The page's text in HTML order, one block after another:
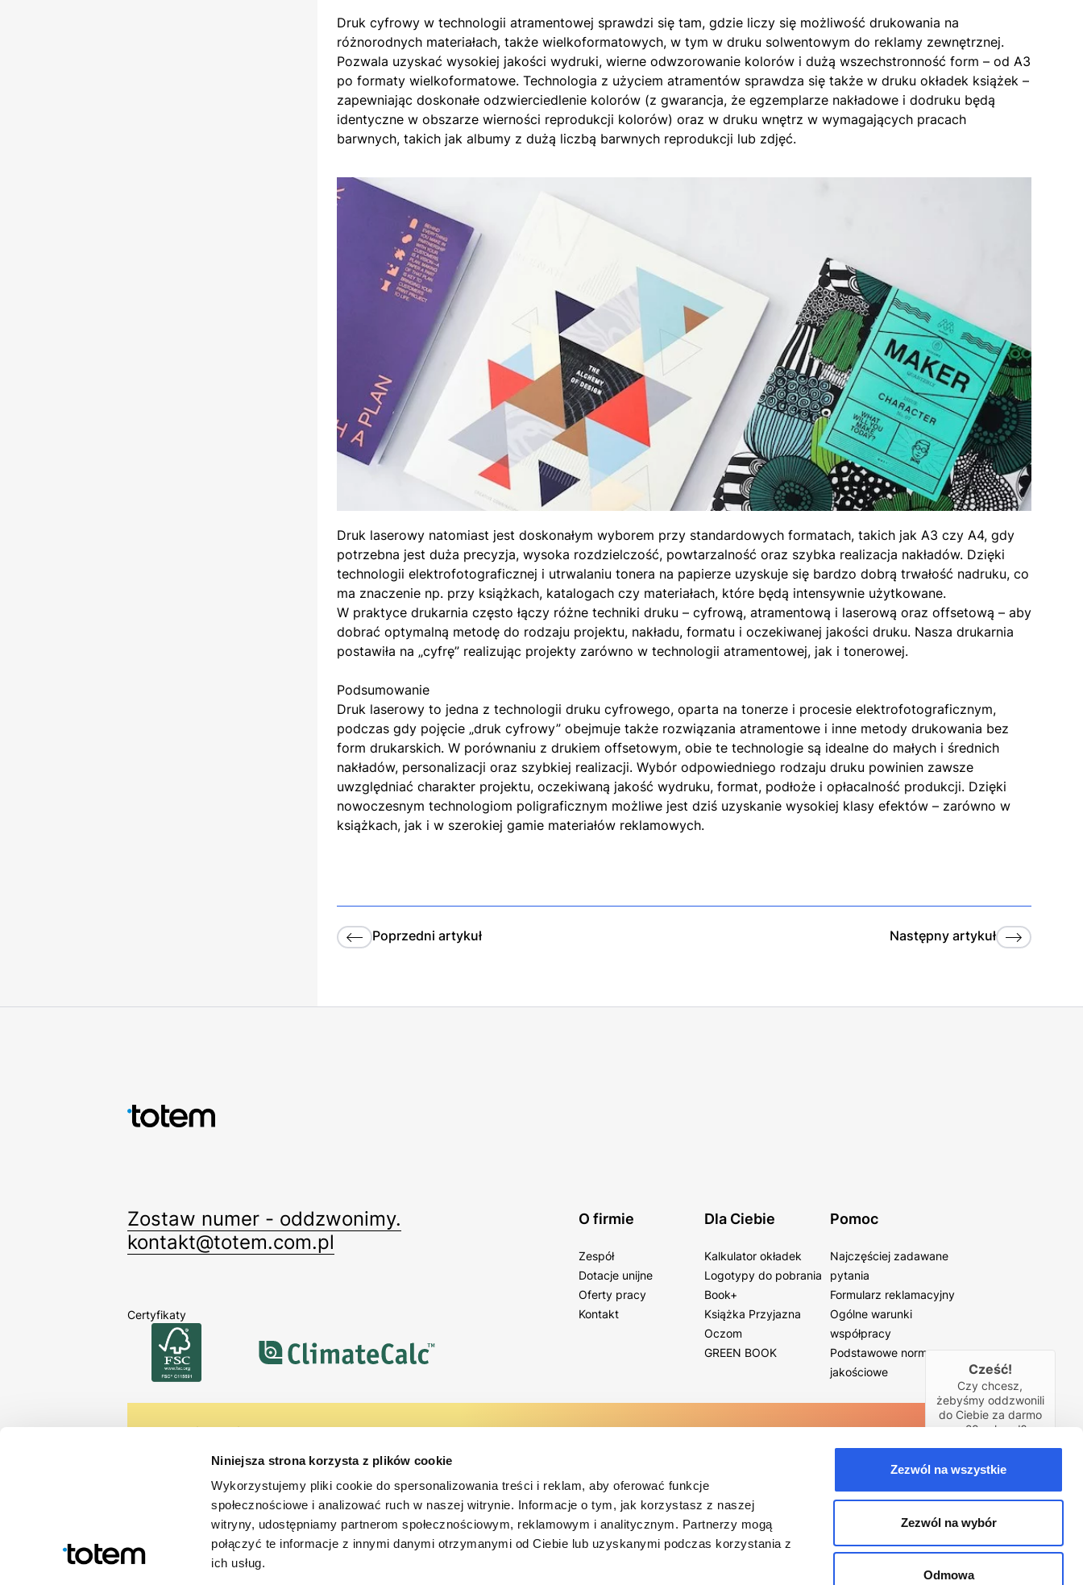
Niniejsza strona korzysta z plików cookie
Wykorzystujemy pliki cookie do spersonalizowania treści i reklam, aby oferować funkcje
społecznościowe i analizować ruch w naszej witrynie. Informacje o tym, jak korzystasz z naszej
witryny, udostępniamy partnerom społecznościowym, reklamowym i analitycznym. Partnerzy mogą
połączyć te informacje z innymi danymi otrzymanymi od Ciebie lub uzyskanymi podczas korzystania z
ich usług.
Zezwól na wszystkie
Zezwól na wybór
Odmowa
Druk cyfrowy w technologii atramentowej sprawdzi się tam, gdzie liczy się możliwość drukowania na
różnorodnych materiałach, także wielkoformatowych, w tym w druku solwentowym do reklamy zewnętrznej.
Pozwala uzyskać wysokiej jakości wydruki, wierne odwzorowanie kolorów i dużą wszechstronność form – od A3
po formaty wielkoformatowe. Technologia z użyciem atramentów sprawdza się także w druku okładek książek –
zapewniając doskonałe odzwierciedlenie kolorów (z gwarancja, że egzemplarze nakładowe i dodruku będą
identyczne w obszarze wierności reprodukcji kolorów) oraz w druku wnętrz w wymagających pracach
barwnych, takich jak albumy z dużą liczbą barwnych reprodukcji lub zdjęć.
Druk laserowy natomiast jest doskonałym wyborem przy standardowych formatach, takich jak A3 czy A4, gdy
potrzebna jest duża precyzja, wysoka rozdzielczość, powtarzalność oraz szybka realizacja nakładów. Dzięki
technologii elektrofotograficznej i utrwalaniu tonera na papierze uzyskuje się bardzo dobrą trwałość nadruku, co
ma znaczenie np. przy książkach, katalogach czy materiałach, które będą intensywnie użytkowane.
W praktyce drukarnia często łączy różne techniki druku – cyfrową, atramentową i laserową oraz offsetową – aby
dobrać optymalną metodę do rodzaju projektu, nakładu, formatu i oczekiwanej jakości druku. Nasza drukarnia
postawiła na „cyfrę” realizując projekty zarówno w technologii atramentowej, jak i tonerowej.
Podsumowanie
Druk laserowy to jedna z technologii druku cyfrowego, oparta na tonerze i procesie elektrofotograficznym,
podczas gdy pojęcie „druk cyfrowy” obejmuje także rozwiązania atramentowe i inne metody drukowania bez
form drukarskich. W porównaniu z drukiem offsetowym, obie te technologie są idealne do małych i średnich
nakładów, personalizacji oraz szybkiej realizacji. Wybór odpowiedniego rodzaju druku powinien zawsze
uwzględniać charakter projektu, oczekiwaną jakość wydruku, format, podłoże i opłacalność produkcji. Dzięki
nowoczesnym technologiom poligraficznym możliwe jest dziś uzyskanie wysokiej klasy efektów – zarówno w
książkach, jak i w szerokiej gamie materiałów reklamowych.
Poprzedni artykuł Następny artykuł
Zostaw numer - oddzwonimy.
kontakt@totem.com.pl
Certyfikaty
O firmie
Zespół
Dotacje unijne
Oferty pracy
Kontakt
Dla Ciebie
Kalkulator okładek
Logotypy do pobrania
Book+
Książka Przyjazna
Oczom
GREEN BOOK
Pomoc
Najczęściej zadawane
pytania
Formularz reklamacyjny
Ogólne warunki
współpracy
Podstawowe normy
jakościowe
Zapisz się do newslettera
Bądź na bieżąco z naszą ofertą, poradami i wydarzeniami!
Zapisując się akceptujeszPolitykę prywatności..
Cześć!
Czy chcesz,
żebyśmy oddzwonili
do Ciebie za darmo
28 sekund?
TAK